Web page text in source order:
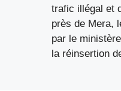
trafic illégal et
près de Mera,
par le
la réinsertion